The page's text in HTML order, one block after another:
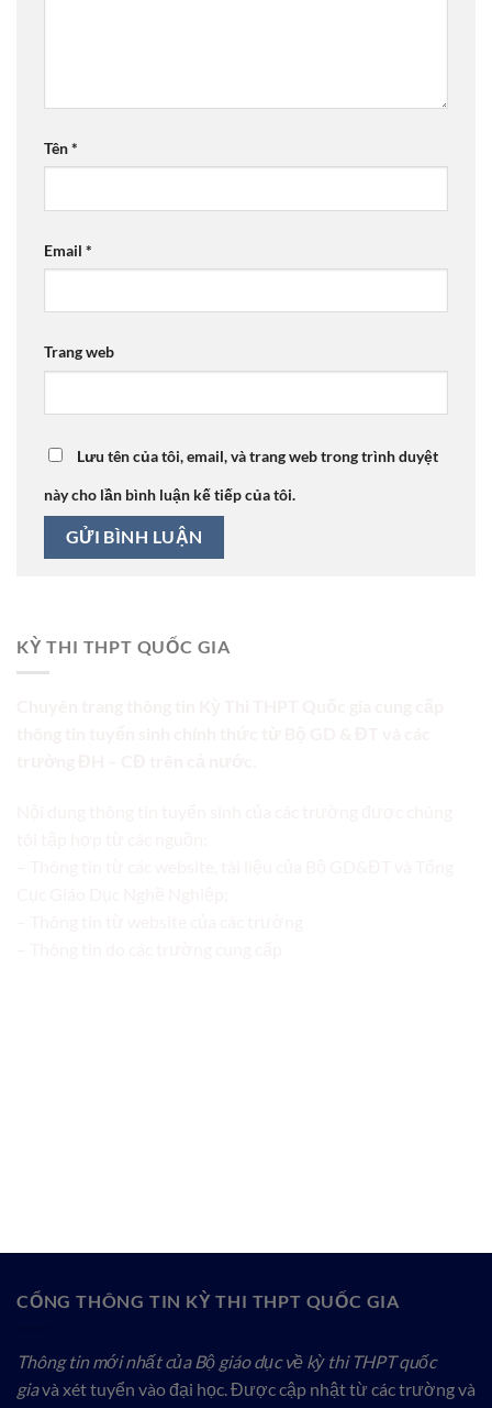
Tên*
Email *
Trang web
Lưu tên của tôi, email, và trang web trong trình duyệt
này cho lần bình luận kế tiếp của tôi.
KỲ THI THPT QUỐC GIA
CỔNG THÔNG TIN KỲ THI THPT QUỐC GIA
Thông tin mới nhất của Bộ giáo dục về kỳ thi THPT quốc
giavà xét tuyển vào đại học. Được cập nhật từ các trường và